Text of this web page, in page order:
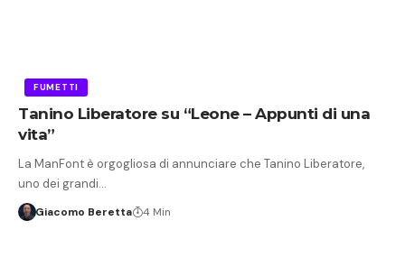
FUMETTI
Tanino Liberatore su “Leone – Appunti di una
vita”
La ManFont è orgogliosa di annunciare che Tanino Liberatore,
uno dei grandi…
Giacomo Beretta 4 Min